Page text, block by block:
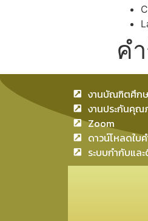
ค
งานบัณฑิตศึก
งานประกันคุณ
Zoom
ดาวน์โหลดใบ
ระบบกำกับแล